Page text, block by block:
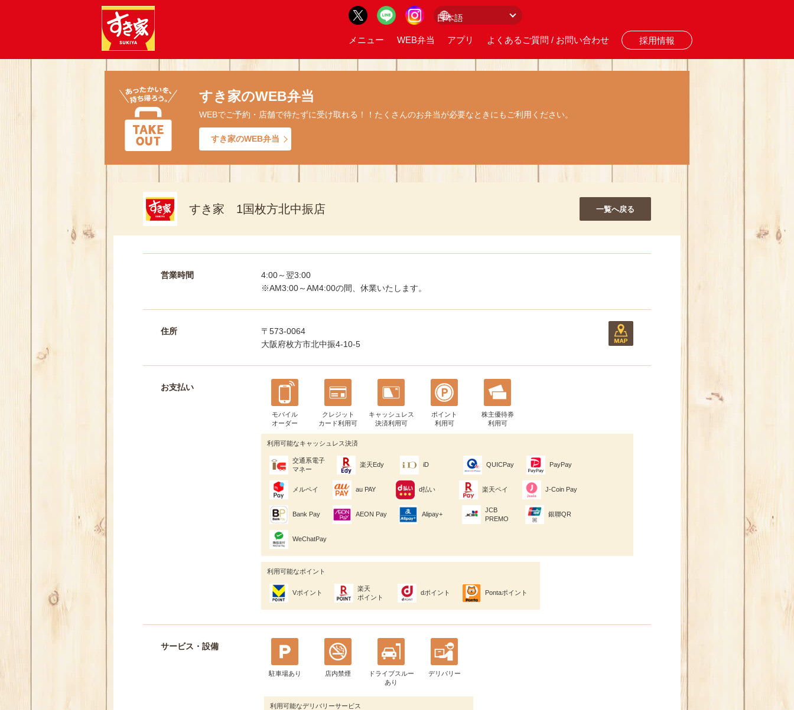
メニュー WEB弁当 アプリ よくあるご質問 / お問い合わせ 採用情報
すき家のWEB弁当
WEBでご予約・店舗で待たずに受け取れる！！たくさんのお弁当が必要なときにもご利用ください。
すき家のWEB弁当
すき家 1国枚方北中振店
営業時間
4:00～翌3:00
※AM3:00～AM4:00の間、休業いたします。
住所
〒573-0064
大阪府枚方市北中振4-10-5
お支払い
モバイル
オーダー
クレジット
カード利用可
キャッシュレス
決済利用可
ポイント
利用可
株主優待券
利用可
利用可能なキャッシュレス決済
交通系電子
マネー
楽天Edy iD QUICPay PayPay
メルペイ au PAY d払い 楽天ペイ J-Coin Pay
Bank Pay AEON Pay Alipay+
JCB
PREMO
銀聯QR
WeChatPay
利用可能なポイント
Vポイント
楽天
ポイント
dポイント Pontaポイント
サービス・設備
駐車場あり 店内禁煙
ドライブスルー
あり
デリバリー
利用可能なデリバリーサービス
一覧へ戻る